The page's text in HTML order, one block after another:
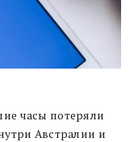
часы потеряли
Австралии и